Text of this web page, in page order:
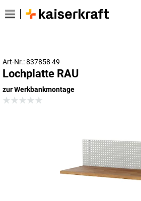
Art-Nr.: 837858 49
Lochplatte RAU
zur Werkbankmontage